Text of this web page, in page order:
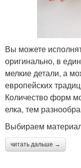
Вы можете
оригинально, в
мелкие детали, а
европейских
Количество форм
елка, тем
Выбираем
читать дальше →